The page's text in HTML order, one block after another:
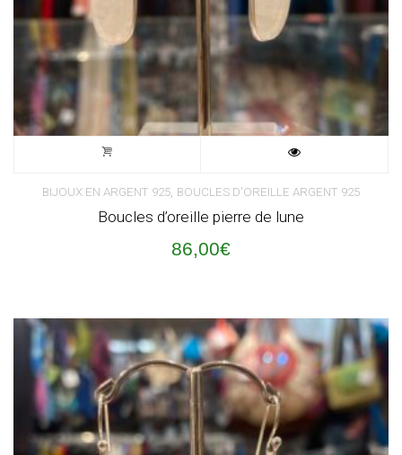
BIJOUX EN ARGENT 925, BOUCLES D'OREILLE ARGENT 925
Boucles d’oreille pierre de lune
86,00€